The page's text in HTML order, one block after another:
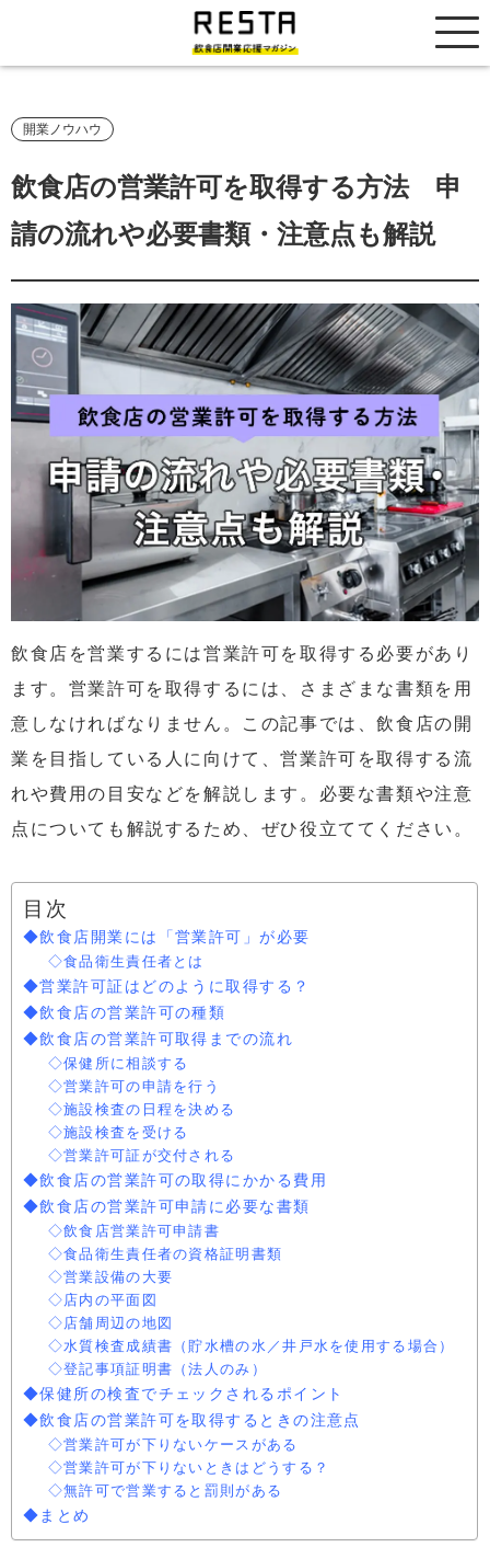
居抜き売却市場
開業ノウハウ
飲食店の営業許可を取得する方法 申
請の流れや必要書類・注意点も解説
飲食店を営業するには営業許可を取得する必要があり
ます。営業許可を取得するには、さまざまな書類を用
意しなければなりません。この記事では、飲食店の開
業を目指している人に向けて、営業許可を取得する流
れや費用の目安などを解説します。必要な書類や注意
点についても解説するため、ぜひ役立ててください。
目次
◆飲食店開業には「営業許可」が必要
◇食品衛生責任者とは
◆営業許可証はどのように取得する？
◆飲食店の営業許可の種類
◆飲食店の営業許可取得までの流れ
◇保健所に相談する
◇営業許可の申請を行う
◇施設検査の日程を決める
◇施設検査を受ける
◇営業許可証が交付される
◆飲食店の営業許可の取得にかかる費用
◆飲食店の営業許可申請に必要な書類
◇飲食店営業許可申請書
◇食品衛生責任者の資格証明書類
◇営業設備の大要
◇店内の平面図
◇店舗周辺の地図
◇水質検査成績書（貯水槽の水／井戸水を使用する場合）
◇登記事項証明書（法人のみ）
◆保健所の検査でチェックされるポイント
◆飲食店の営業許可を取得するときの注意点
◇営業許可が下りないケースがある
◇営業許可が下りないときはどうする？
◇無許可で営業すると罰則がある
◆まとめ